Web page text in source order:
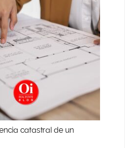
catastral de un